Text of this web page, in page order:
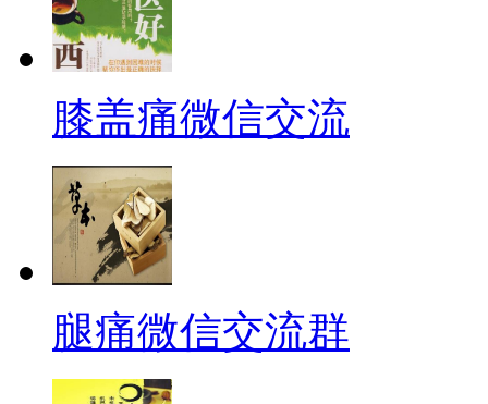
膝盖痛微信交流
腿痛微信交流群